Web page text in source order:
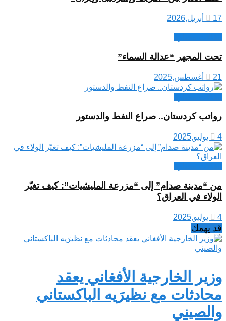
17 أبريل,2026
تحت المجهر “عدالة السماء”
21 أغسطس,2025
رواتب كردستان.. صراع النفط والدستور
4 يوليو,2025
من “مدينة صدام” إلى “مزرعة المليشيات”: كيف تغيّر
الولاء في العراق؟
4 يوليو,2025
قد يهمك
وزير الخارجية الأفغاني يعقد
محادثات مع نظيرَيه الباكستاني
والصيني